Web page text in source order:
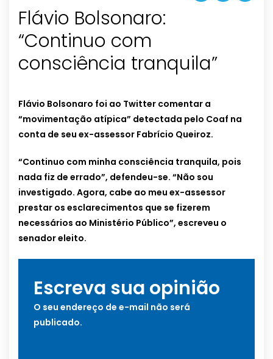
Flávio Bolsonaro:
“Continuo com
consciência tranquila”
Flávio Bolsonaro foi ao Twitter comentar a
“movimentação atípica” detectada pelo Coaf na
conta de seu ex-assessor Fabrício Queiroz.
“Continuo com minha consciência tranquila, pois
nada fiz de errado”, defendeu-se. “Não sou
investigado. Agora, cabe ao meu ex-assessor
prestar os esclarecimentos que se fizerem
necessários ao Ministério Público”, escreveu o
senador eleito.
Escreva sua opinião
O seu endereço de e-mail não será
publicado.